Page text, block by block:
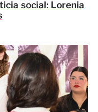
social: Lorenia